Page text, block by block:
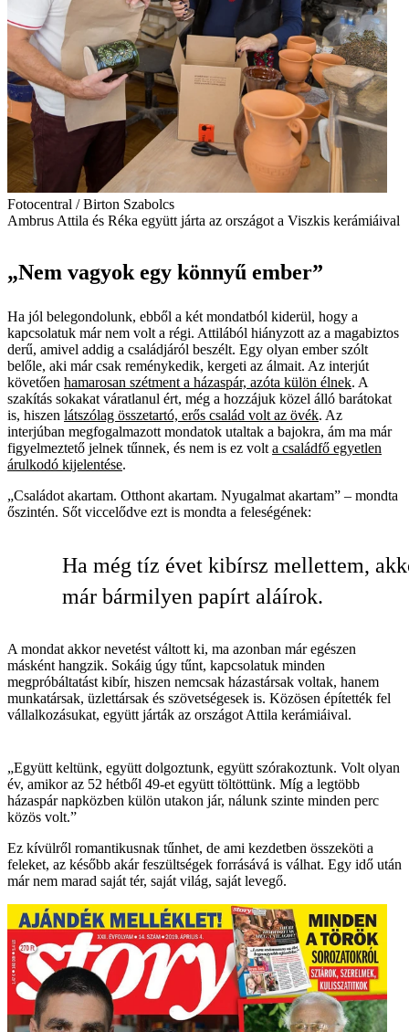
Fotocentral / Birton Szabolcs
Ambrus Attila és Réka együtt járta az országot a Viszkis kerámiáival
„Nem vagyok egy könnyű ember”
Ha jól belegondolunk, ebből a két mondatból kiderül, hogy a
kapcsolatuk már nem volt a régi. Attilából hiányzott az a magabiztos
derű, amivel addig a családjáról beszélt. Egy olyan ember szólt
belőle, aki már csak reménykedik, kergeti az álmait. Az interjút
követően hamarosan szétment a házaspár, azóta külön élnek. A
szakítás sokakat váratlanul ért, még a hozzájuk közel álló barátokat
is, hiszen látszólag összetartó, erős család volt az övék. Az
interjúban megfogalmazott mondatok utaltak a bajokra, ám ma már
figyelmeztető jelnek tűnnek, és nem is ez volt a családfő egyetlen
árulkodó kijelentése.
„Családot akartam. Otthont akartam. Nyugalmat akartam” – mondta
őszintén. Sőt viccelődve ezt is mondta a feleségének:
Ha még tíz évet kibírsz mellettem,
már bármilyen papírt aláírok.
A mondat akkor nevetést váltott ki, ma azonban már egészen
másként hangzik. Sokáig úgy tűnt, kapcsolatuk minden
megpróbáltatást kibír, hiszen nemcsak házastársak voltak, hanem
munkatársak, üzlettársak és szövetségesek is. Közösen építették fel
vállalkozásukat, együtt járták az országot Attila kerámiáival.
„Együtt keltünk, együtt dolgoztunk, együtt szórakoztunk. Volt olyan
év, amikor az 52 hétből 49-et együtt töltöttünk. Míg a legtöbb
házaspár napközben külön utakon jár, nálunk szinte minden perc
közös volt.”
Ez kívülről romantikusnak tűnhet, de ami kezdetben összeköti a
feleket, az később akár feszültségek forrásává is válhat. Egy idő után
már nem marad saját tér, saját világ, saját levegő.